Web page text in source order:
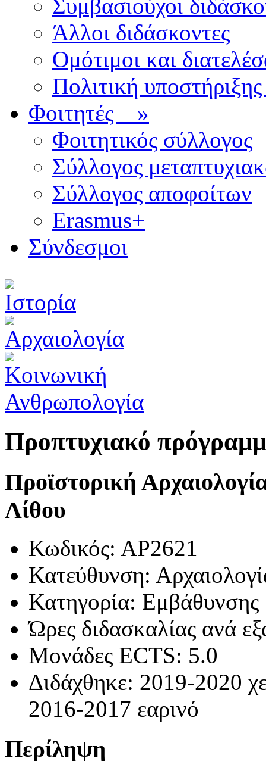
Συμβασιούχοι
Άλλοι διδάσκοντες
Ομότιμοι και
Πολιτική
Φοιτητές »
Φοιτητικός σύλλογος
Σύλλογος
Σύλλογος αποφοίτων
Erasmus+
Σύνδεσμοι
Προπτυχιακό
Προϊστορική
Λίθου
Κωδικός: ΑΡ2621
Κατεύθυνση:
Κατηγορία: Εμβάθυνσης
Ώρες διδασκαλίας ανά
Μονάδες ECTS: 5.0
Διδάχθηκε: 2019-2020
2016-2017 εαρινό
Περίληψη